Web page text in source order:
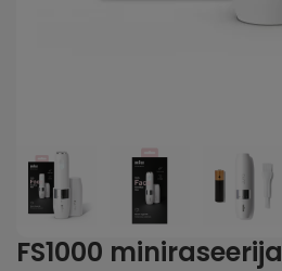
FS1000 miniraseerija